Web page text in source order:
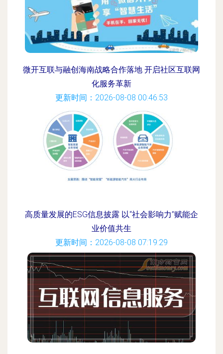
微开互联与融创海南战略合作落地 开启社区互联网
化服务革新
更新时间：2026-08-08 00:46:53
高质量发展的ESG信息披露 以“社会影响力”赋能企
业价值共生
更新时间：2026-08-08 07:19:29